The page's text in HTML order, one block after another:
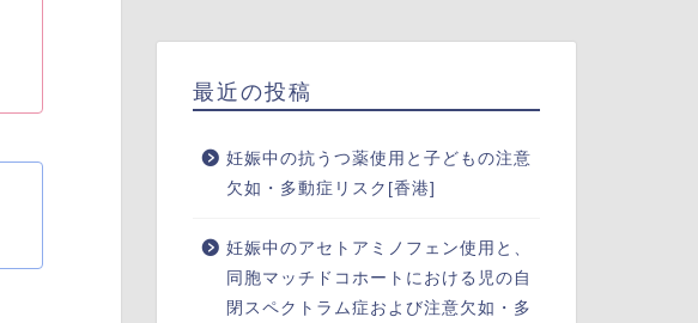
最近の投稿
妊娠中の抗うつ薬使用と子どもの注意
欠如・多動症リスク[香港]
妊娠中のアセトアミノフェン使用と、
同胞マッチドコホートにおける児の自
閉スペクトラム症および注意欠如・多